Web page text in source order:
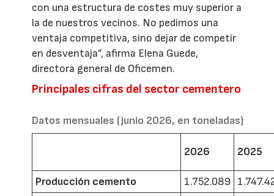
con una estructura de costes muy superior a
la de nuestros vecinos. No pedimos una
ventaja competitiva, sino dejar de competir
en desventaja”, afirma Elena Guede,
directora general de Oficemen.
Principales cifras del sector cementero
Datos mensuales (junio 2026, en toneladas)
2026 2025
Producción cemento 1.752.089